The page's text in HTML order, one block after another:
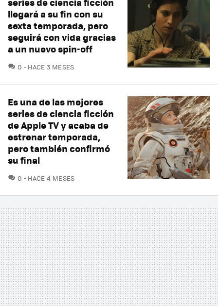
llegará a su fin con su
sexta temporada, pero
seguirá con vida gracias
a un nuevo spin-off
0 COMENTARIOS
HACE 3 MESES
Es una de las mejores
series de ciencia ficción
de Apple TV y acaba de
estrenar temporada,
pero también confirmó
su final
0 COMENTARIOS
HACE 4 MESES